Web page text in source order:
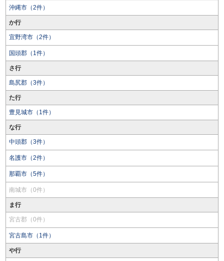
沖縄市（2件）
か行
宜野湾市（2件）
国頭郡（1件）
さ行
島尻郡（3件）
た行
豊見城市（1件）
な行
中頭郡（3件）
名護市（2件）
那覇市（5件）
南城市（0件）
ま行
宮古郡（0件）
宮古島市（1件）
や行